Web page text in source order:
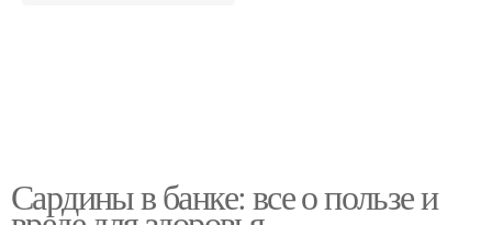
Сардины в банке: все о пользе и